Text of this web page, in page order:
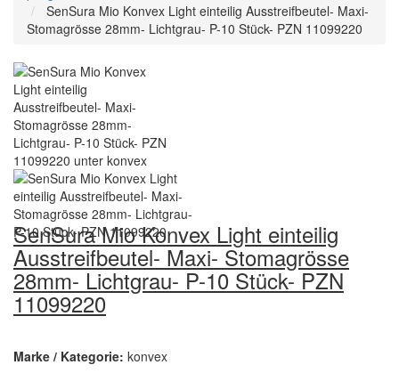
SenSura Mio Konvex Light einteilig Ausstreifbeutel- Maxi-
Stomagrösse 28mm- Lichtgrau- P-10 Stück- PZN 11099220
SenSura Mio Konvex Light einteilig
Ausstreifbeutel- Maxi- Stomagrösse
28mm- Lichtgrau- P-10 Stück- PZN
11099220
Marke / Kategorie: konvex